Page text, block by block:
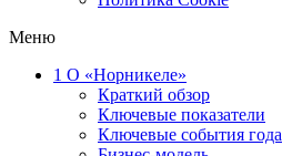
Меню
1 О «Норникеле»
Краткий обзор
Ключевые показатели
Ключевые события года